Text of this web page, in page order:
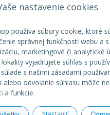
nastavenie cookies
používa súbory cookie, ktoré
správnej funkčnosti webu a
marketingové či analytické
vyjadrujete súhlas s
s našimi zásadami
alebo odvolanie súhlasu môže
a funkcie.
+421 37
+421 907